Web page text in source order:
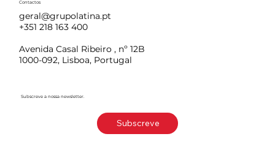
Contactos
geral@grupolatina.pt
+351 218 163 400
Avenida Casal Ribeiro , nº 12B
1000-092, Lisboa, Portugal
Subscreve a nossa newsletter.
Subscreve